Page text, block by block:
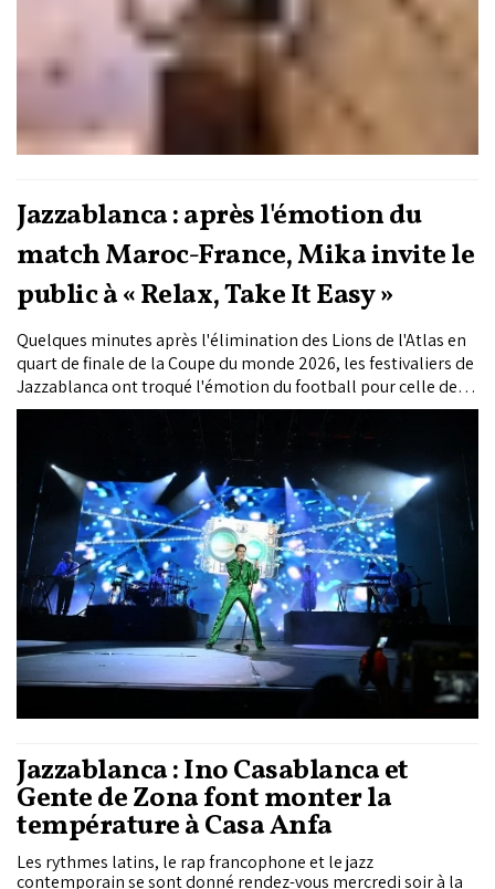
Jazzablanca : après l'émotion du
match Maroc-France, Mika invite le
public à « Relax, Take It Easy »
Quelques minutes après l'élimination des Lions de l'Atlas en
quart de finale de la Coupe du monde 2026, les festivaliers de
Jazzablanca ont troqué l'émotion du football pour celle de la
musique. Retransmis dans la fan zone du festival, le choc
Maroc-France a laissé place au concert de Mika, qui a ouvert
son spectacle avec « Relax, Take It Easy », offrant au public
une transition aussi inattendue que symbolique.
Jazzablanca : Ino Casablanca et
Gente de Zona font monter la
température à Casa Anfa
Les rythmes latins, le rap francophone et le jazz
contemporain se sont donné rendez-vous mercredi soir à la